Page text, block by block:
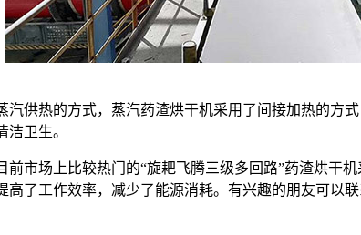
供热的方式，蒸汽药渣烘干机采用了间接加热的方
卫生。
市场上比较热门的“旋耙飞腾三级多回路”药渣烘干
了工作效率，减少了能源消耗。有兴趣的朋友可以联